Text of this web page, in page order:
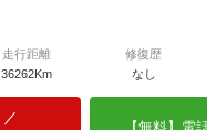
走行距離
36262Km
修復歴
なし